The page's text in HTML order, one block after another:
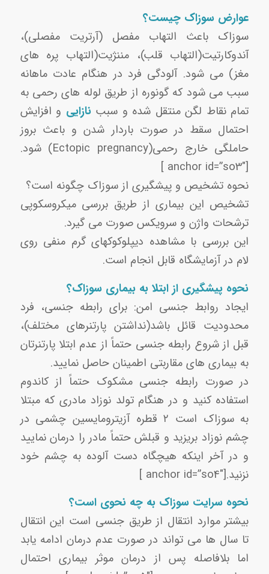
عوارض سوزاک چیست؟
سوزاک باعث التهاب مفصل (آرتریت مفصلی)،
آندوکارتیت(التهاب قلب)، مننژیت(التهاب پره های
مغز) می شود. آلودگی فرد در هنگام عادت ماهانه
سبب می شود که گونوره از طریق لوله های رحمی به
تمام نقاط لگن منتقل شده و سببنازایی و افزایش
احتمال سقط در صورت باردار شدن و باعث بروز
حاملگی خارج رحمی(Ectopic pregnancy) شود.
[anchor id=”so3″ ]
نحوه تشخیص و پیشگیری از سوزاک چگونه است؟
تشخیص این بیماری از طریق بررسی میکروسکوپی
ترشحات واژن و سرویکس صورت می گیرد.
این بررسی با مشاهده دیپلوکوکهای گرم منفی روی
لام در آزمایشگاه قابل انجام است.
نحوه پیشگیری از ابتلا به بیماری سوزاک؟
ایجاد روابط جنسی امن: برای رابطه جنسی، فرد
محدودیت قائل باشد(نداشتن پارتنرهای مختلف)،
قبل از شروع رابطه جنسی حتماً از عدم ابتلا پارتنرتان
به بیماری های مقاربتی اطمینان حاصل نمایید.
در صورت رابطه جنسی مشکوک حتماً از کاندوم
استفاده کنید و در هنگام تولد نوزاد مادری که مبتلا
به سوزاک است ۲ قطره آزیترومایسین چشمی در
چشم نوزاد بریزید و قبلش حتماً مادر را درمان نمایید
و در آخر اینکه هیچگاه دست آلوده به چشم خود
نزنید.[anchor id=”so4″ ]
نحوه سرایت سوزاک به چه نحوی است؟
بیشتر موارد انتقال از طریق جنسی است این انتقال
تا سال ها می تواند در صورت عدم درمان ادامه یابد
اما بلافاصله پس از درمان موثر بیماری احتمال